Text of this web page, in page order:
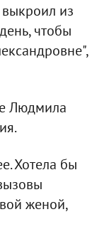
из
чтобы
Людмила
Хотела бы
женой,